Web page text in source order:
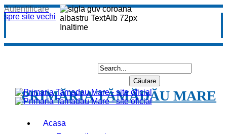
spre site vechi
Autentificare
PRIMĂRIA TĂMĂDĂU MARE
Acasa